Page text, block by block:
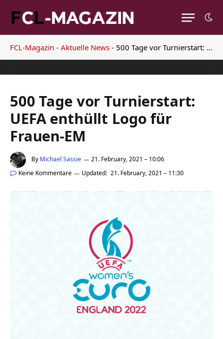
FCL-Magazin - Aktuelle News - 500 Tage vor Turnierstart: UEFA enthüllt Logo für Frauen-EM
500 Tage vor Turnierstart:
UEFA enthüllt Logo für
Frauen-EM
By Michael Sassie
21. February, 2021 – 10:06
Keine Kommentare
Updated: 21. February, 2021 – 11:30